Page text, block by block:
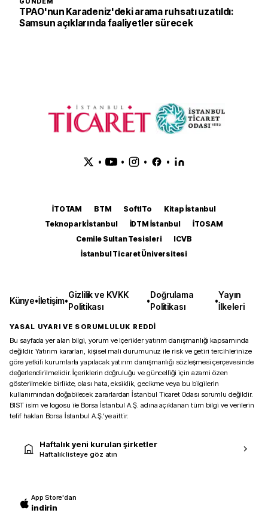
TPAO'nun Karadeniz'deki arama ruhsatı uzatıldı:
Samsun açıklarında faaliyetler sürecek
• • • •
İTOTAM BTM SoftITo
Kitap İstanbul
Teknopark İstanbul
İDTM İstanbul
İTOSAM
Cemile Sultan Tesisleri
ICVB
İstanbul Ticaret Üniversitesi
Künye•İletişim•
Gizlilik ve KVKK
Politikası
•
Doğrulama
Politikası
•
Yayın
İlkeleri
YASAL UYARI VE SORUMLULUK REDDİ
Bu sayfada yer alan bilgi, yorum ve içerikler yatırım danışmanlığı kapsamında
değildir. Yatırım kararları, kişisel mali durumunuz ile risk ve getiri tercihlerinize
göre yetkili kurumlarla yapılacak yatırım danışmanlığı sözleşmesi çerçevesinde
değerlendirilmelidir. İçeriklerin doğruluğu ve güncelliği için azami özen
gösterilmekle birlikte, olası hata, eksiklik, gecikme veya bu bilgilerin
kullanımından doğabilecek zararlardan İstanbul Ticaret Odası sorumlu değildir.
BIST isim ve logosu ile Borsa İstanbul A.Ş. adına açıklanan tüm bilgi ve verilerin
telif hakları Borsa İstanbul A.Ş.’ye aittir.
Haftalık yeni kurulan şirketler
Haftalık listeye göz atın
App Store'dan
indirin